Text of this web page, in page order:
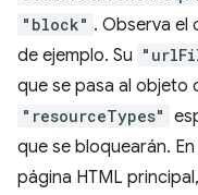
"block" . Observa el
de ejemplo. Su
que se pasa al objeto
"resourceTypes"
que se bloquearán.
página HTML